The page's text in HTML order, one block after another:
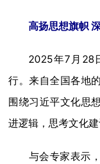
高扬思想旗帜
2025年7月28日
行。来自全国各地
围绕习近平文化思
进逻辑，思考文化建
与会专家表示，